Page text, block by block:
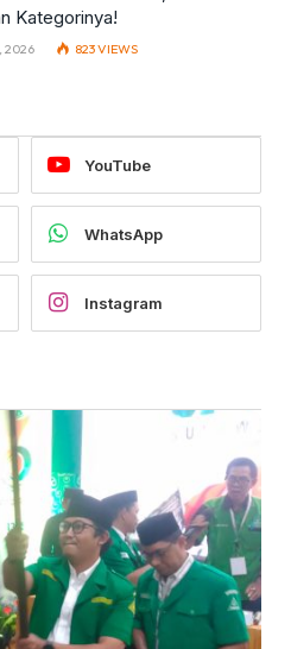
Kategorinya!
2026 823VIEWS
YouTube
WhatsApp
Instagram